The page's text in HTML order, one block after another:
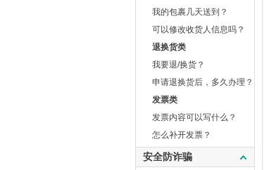
我的包裹几天送到？
可以修改收货人信息吗？
退换货类
我要退/换货？
申请退换货后，多久办理？
发票类
发票内容可以写什么？
怎么补开发票？
安全防诈骗